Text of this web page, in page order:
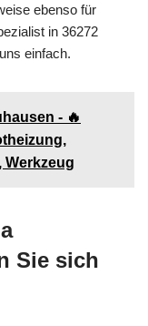
ebenso für
in 36272
einfach.
- 🔥
Werkzeug
Sie sich